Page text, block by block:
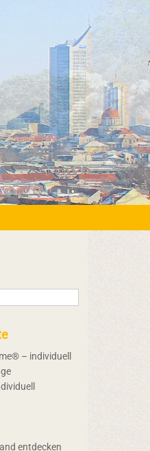
– individuell
entdecken